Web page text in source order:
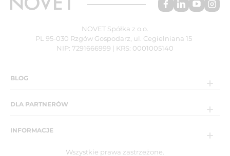
NOVET Spółka z o.o.
PL 95-030 Rzgów Gospodarz, ul. Cegielniana 15
NIP: 7291666999 | KRS: 0001005140
BLOG
DLA PARTNERÓW
INFORMACJE
Wszystkie prawa zastrzeżone.